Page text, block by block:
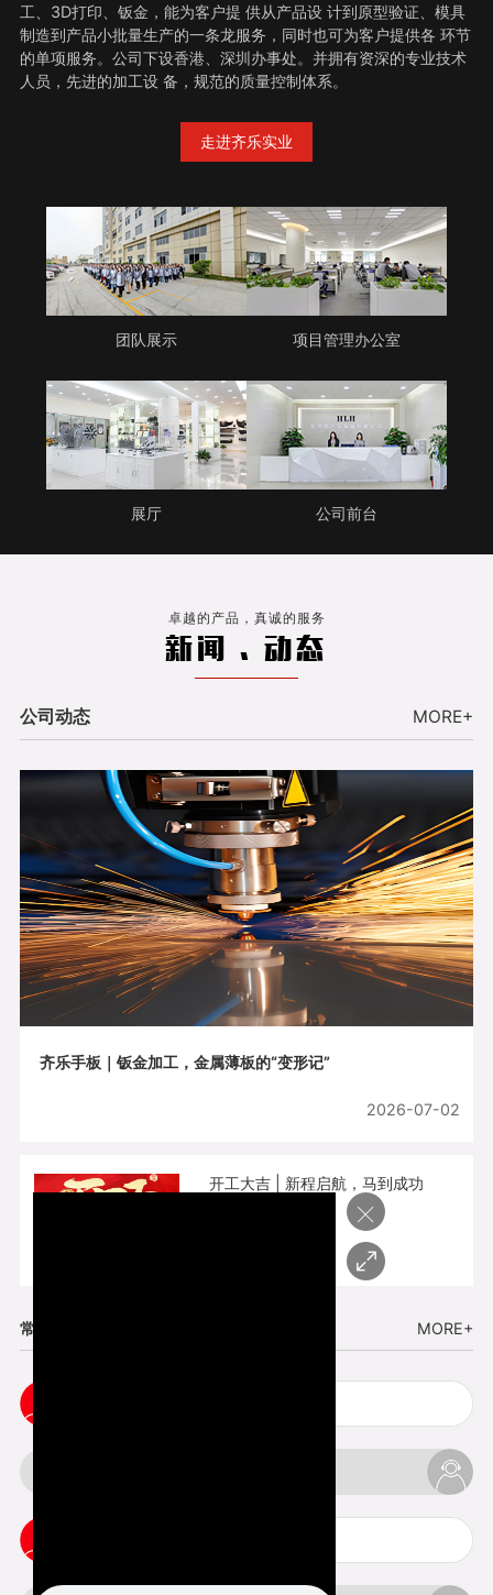
工、3D打印、钣金，能为客户提 供从产品设 计到原型验证、模具
制造到产品小批量生产的一条龙服务，同时也可为客户提供各 环节
的单项服务。公司下设香港、深圳办事处。并拥有资深的专业技术
人员，先进的加工设 备，规范的质量控制体系。
走进齐乐实业
团队展示 项目管理办公室
展厅 公司前台
卓越的产品，真诚的服务
新闻 . 动态
公司动态 MORE+
齐乐手板｜钣金加工，金属薄板的“变形记”
2026-07-02
开工大吉 | 新程启航，马到成功
常见问题 MORE+
×